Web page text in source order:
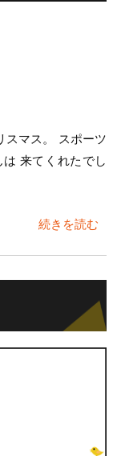
マス。 スポーツ
来てくれたでし
続きを読む